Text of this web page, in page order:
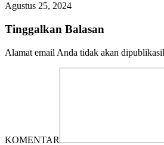
Agustus 25, 2024
Tinggalkan Balasan
Alamat email Anda tidak akan
KOMENTAR